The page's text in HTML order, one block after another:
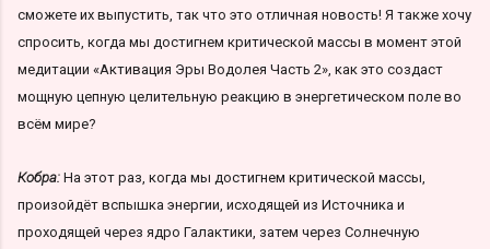
сможете их выпустить, так что это отличная новость! Я также хочу
спросить, когда мы достигнем критической массы в момент этой
медитации «Активация Эры Водолея Часть 2», как это создаст
мощную цепную целительную реакцию в энергетическом поле во
всём мире?
Кобра: На этот раз, когда мы достигнем критической массы,
произойдёт вспышка энергии, исходящей из Источника и
проходящей через ядро Галактики, затем через Солнечную